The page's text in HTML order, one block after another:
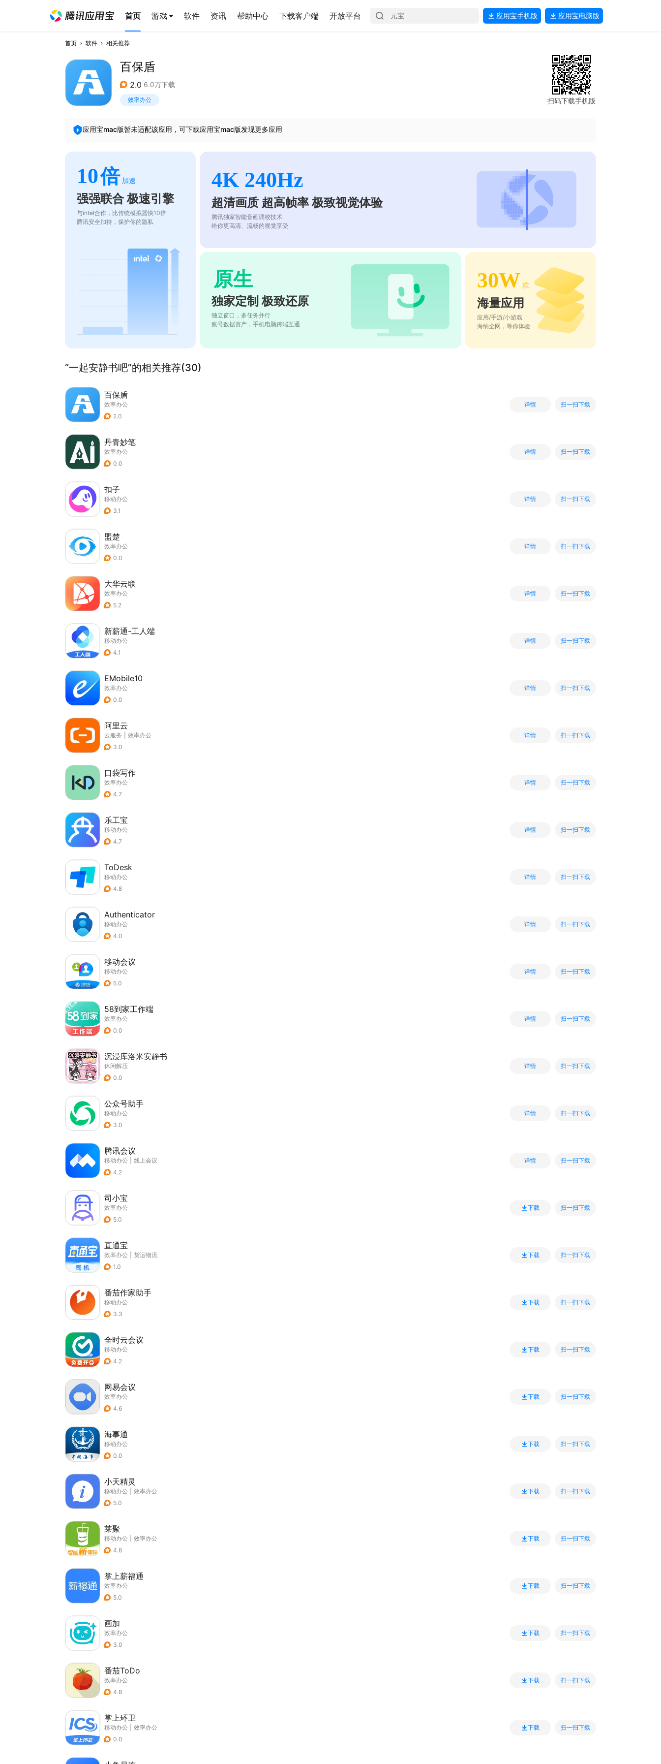
首页 游戏 软件 资讯 帮助中心 下载客户端 开放平台 应用宝手机版 应用宝电脑版
首页 软件 相关推荐
百保盾
2.0 6.0万下载
效率办公 扫码下载手机版
应用宝mac版暂未适配该应用，可下载应用宝mac版发现更多应用
10倍 加速
强强联合 极速引擎
与intel合作，比传统模拟器快10倍
腾讯安全加持，保护你的隐私
4K 240Hz
超清画质 超高帧率 极致视觉体验
腾讯独家智能音画调校技术
给你更高清、流畅的视觉享受
原生
独家定制 极致还原
独立窗口，多任务并行
账号数据资产，手机电脑跨端互通
30W 款
海量应用
应用/手游/小游戏
海纳全网，等你体验
“一起安静书吧”的相关推荐(30)
百保盾
效率办公
2.0
详情 扫一扫下载
丹青妙笔
效率办公
0.0
详情 扫一扫下载
扣子
移动办公
3.1
详情 扫一扫下载
盟楚
效率办公
0.0
详情 扫一扫下载
大华云联
效率办公
5.2
详情 扫一扫下载
新薪通-工人端
移动办公
4.1
详情 扫一扫下载
EMobile10
效率办公
0.0
详情 扫一扫下载
阿里云
云服务
效率办公
3.0
详情 扫一扫下载
口袋写作
效率办公
4.7
详情 扫一扫下载
乐工宝
移动办公
4.7
详情 扫一扫下载
ToDesk
移动办公
4.8
详情 扫一扫下载
Authenticator
移动办公
4.0
详情 扫一扫下载
移动会议
移动办公
5.0
详情 扫一扫下载
58到家工作端
效率办公
0.0
详情 扫一扫下载
沉浸库洛米安静书
休闲解压
0.0
详情 扫一扫下载
公众号助手
移动办公
3.0
详情 扫一扫下载
腾讯会议
移动办公
线上会议
4.2
详情 扫一扫下载
司小宝
效率办公
5.0
下载 扫一扫下载
直通宝
效率办公
货运物流
1.0
下载 扫一扫下载
番茄作家助手
移动办公
3.3
下载 扫一扫下载
全时云会议
移动办公
4.2
下载 扫一扫下载
网易会议
效率办公
4.6
下载 扫一扫下载
海事通
移动办公
0.0
下载 扫一扫下载
小天精灵
移动办公
效率办公
5.0
下载 扫一扫下载
莱聚
移动办公
效率办公
4.8
下载 扫一扫下载
掌上薪福通
效率办公
5.0
下载 扫一扫下载
画加
效率办公
3.0
下载 扫一扫下载
番茄ToDo
效率办公
4.8
下载 扫一扫下载
掌上环卫
移动办公
效率办公
0.0
下载 扫一扫下载